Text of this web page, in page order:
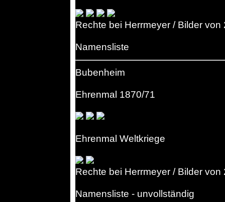
Rechte bei Herrmeyer / Bilder von
Namensliste
Bubenheim
Ehrenmal 1870/71
Ehrenmal Weltkriege
Rechte bei Herrmeyer / Bilder von
Namensliste - unvollständig